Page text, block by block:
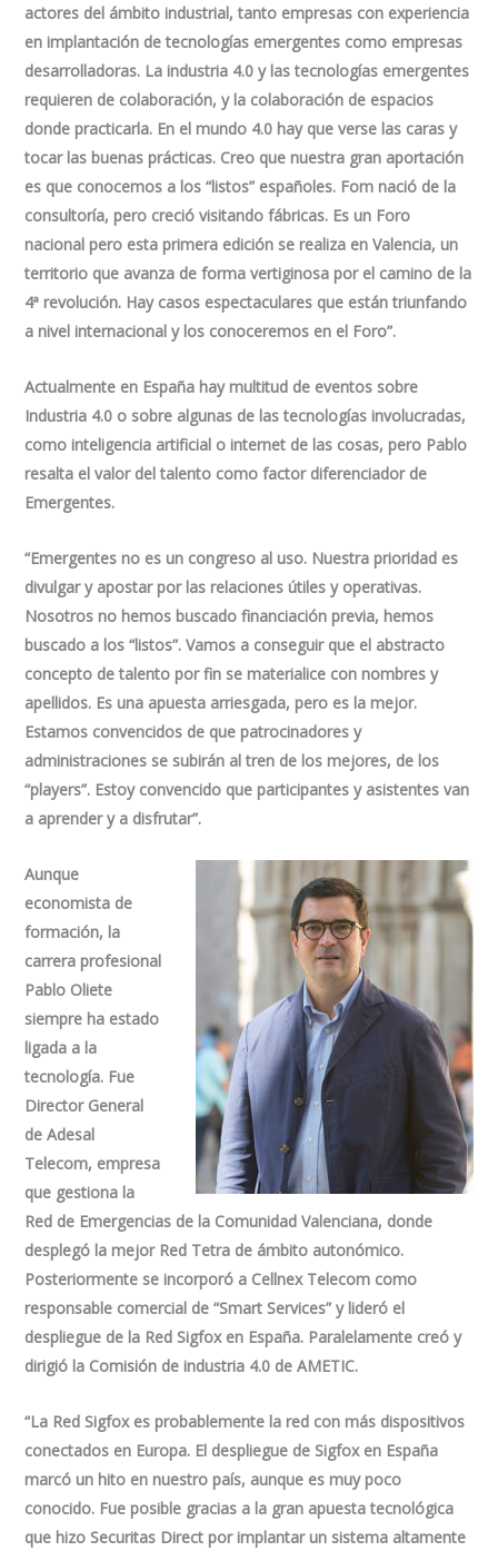
actores del ámbito industrial, tanto empresas con experiencia
en implantación de tecnologías emergentes como empresas
desarrolladoras. La industria 4.0 y las tecnologías emergentes
requieren de colaboración, y la colaboración de espacios
donde practicarla. En el mundo 4.0 hay que verse las caras y
tocar las buenas prácticas. Creo que nuestra gran aportación
es que conocemos a los “listos” españoles. Fom nació de la
consultoría, pero creció visitando fábricas. Es un Foro
nacional pero esta primera edición se realiza en Valencia, un
territorio que avanza de forma vertiginosa por el camino de la
4ª revolución. Hay casos espectaculares que están triunfando
a nivel internacional y los conoceremos en el Foro”.
Actualmente en España hay multitud de eventos sobre
Industria 4.0 o sobre algunas de las tecnologías involucradas,
como inteligencia artificial o internet de las cosas, pero Pablo
resalta el valor del talento como factor diferenciador de
Emergentes.
“Emergentes no es un congreso al uso. Nuestra prioridad es
divulgar y apostar por las relaciones útiles y operativas.
Nosotros no hemos buscado financiación previa, hemos
buscado a los “listos”. Vamos a conseguir que el abstracto
concepto de talento por fin se materialice con nombres y
apellidos. Es una apuesta arriesgada, pero es la mejor.
Estamos convencidos de que patrocinadores y
administraciones se subirán al tren de los mejores, de los
“players”. Estoy convencido que participantes y asistentes van
a aprender y a disfrutar”.
Aunque
economista de
formación, la
carrera profesional
Pablo Oliete
siempre ha estado
ligada a la
tecnología. Fue
Director General
de Adesal
Telecom, empresa
que gestiona la
Red de Emergencias de la Comunidad Valenciana, donde
desplegó la mejor Red Tetra de ámbito autonómico.
Posteriormente se incorporó a Cellnex Telecom como
responsable comercial de “Smart Services” y lideró el
despliegue de la Red Sigfox en España. Paralelamente creó y
dirigió la Comisión de industria 4.0 de AMETIC.
“La Red Sigfox es probablemente la red con más dispositivos
conectados en Europa. El despliegue de Sigfox en España
marcó un hito en nuestro país, aunque es muy poco
conocido. Fue posible gracias a la gran apuesta tecnológica
que hizo Securitas Direct por implantar un sistema altamente